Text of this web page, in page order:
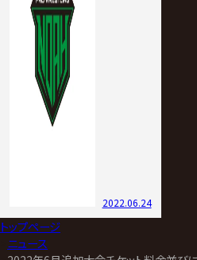
2022.06.24
トップページ
ニュース